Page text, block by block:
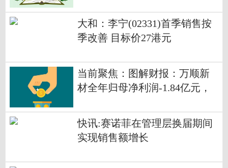
大和：李宁(02331)首季销售按
季改善 目标价27港元
当前聚焦：图解财报：万顺新
材全年归母净利润-1.84亿元，
快讯:赛诺菲在管理层换届期间
实现销售额增长